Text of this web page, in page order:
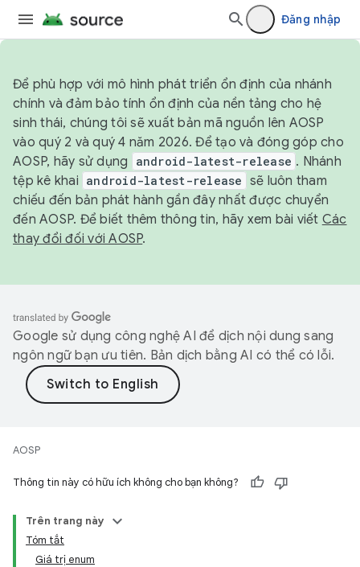
Đăng nhập
Để phù hợp với mô hình phát triển ổn định của nhánh
chính và đảm bảo tính ổn định của nền tảng cho hệ
sinh thái, chúng tôi sẽ xuất bản mã nguồn lên AOSP
vào quý 2 và quý 4 năm 2026. Để tạo và đóng góp cho
AOSP, hãy sử dụng
android-latest-release . Nhánh
tệp kê khai android-latest-release sẽ luôn tham
chiếu đến bản phát hành gần đây nhất được chuyển
đến AOSP. Để biết thêm thông tin, hãy xem bài viết Các
thay đổi đối với AOSP.
Google sử dụng công nghệ AI để dịch nội dung sang
ngôn ngữ bạn ưu tiên. Bản dịch bằng AI có thể có lỗi.
AOSP
Thông tin này có hữu ích không cho bạn không?
Trên trang này
Tóm tắt
Giá trị enum